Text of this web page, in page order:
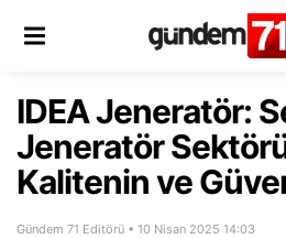
IDEA Jeneratör:
Jeneratör
Kalitenin ve
Gündem 71 Editörü • 10 Nisan 2025 14:03